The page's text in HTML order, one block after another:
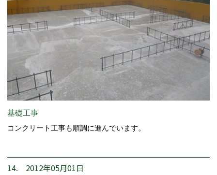
基礎工事
コンクリート工事も順調に進んでいます。
14. 2012年05月01日